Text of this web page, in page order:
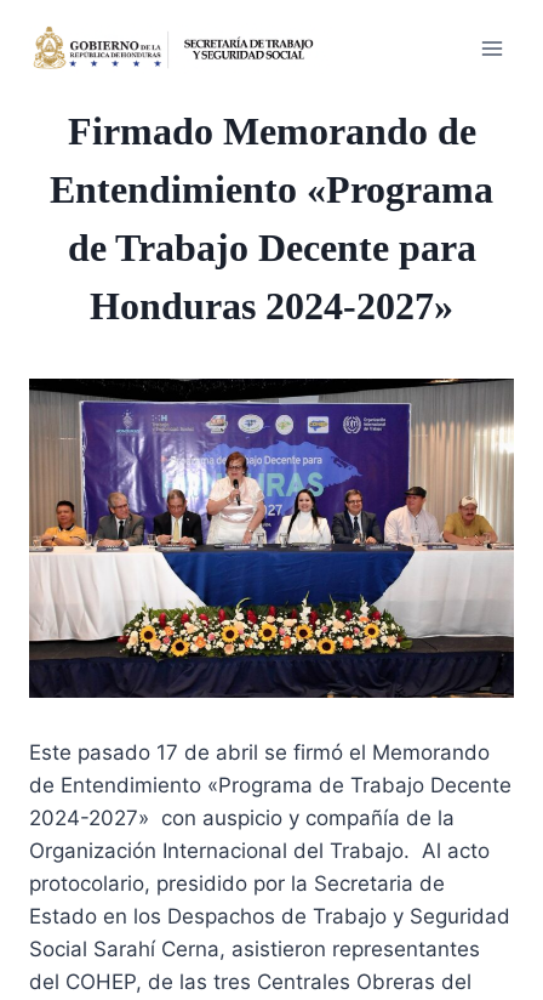
Firmado Memorando de
Entendimiento «Programa
de Trabajo Decente para
Honduras 2024-2027»
Este pasado 17 de abril se firmó el Memorando
de Entendimiento «Programa de Trabajo Decente
2024-2027» con auspicio y compañía de la
Organización Internacional del Trabajo. Al acto
protocolario, presidido por la Secretaria de
Estado en los Despachos de Trabajo y Seguridad
Social Sarahí Cerna, asistieron representantes
del COHEP, de las tres Centrales Obreras del